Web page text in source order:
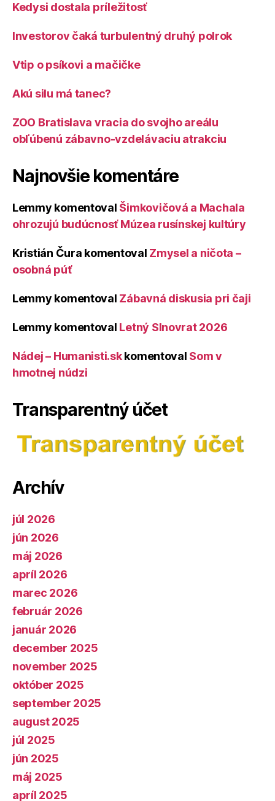
Kedysi dostala príležitosť
Investorov čaká turbulentný druhý polrok
Vtip o psíkovi a mačičke
Akú silu má tanec?
ZOO Bratislava vracia do svojho areálu
obľúbenú zábavno-vzdelávaciu atrakciu
Najnovšie komentáre
Lemmy komentoval Šimkovičová a Machala
ohrozujú budúcnosť Múzea rusínskej kultúry
Kristián Čura komentoval Zmysel a ničota –
osobná púť
Lemmy komentoval Zábavná diskusia pri čaji
Lemmy komentoval Letný Slnovrat 2026
Nádej – Humanisti.skkomentoval Som v
hmotnej núdzi
Transparentný účet
Archív
júl 2026
jún 2026
máj 2026
apríl 2026
marec 2026
február 2026
január 2026
december 2025
november 2025
október 2025
september 2025
august 2025
júl 2025
jún 2025
máj 2025
apríl 2025